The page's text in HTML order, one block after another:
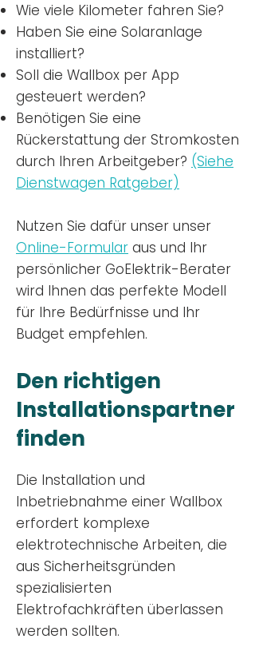
Wie viele Kilometer fahren Sie?
Haben Sie eine Solaranlage
installiert?
Soll die Wallbox per App
gesteuert werden?
Benötigen Sie eine
Rückerstattung der Stromkosten
durch Ihren Arbeitgeber? (Siehe
Dienstwagen Ratgeber)
Nutzen Sie dafür unser unser
Online-Formular aus und Ihr
persönlicher GoElektrik-Berater
wird Ihnen das perfekte Modell
für Ihre Bedürfnisse und Ihr
Budget empfehlen.
Den richtigen
Installationspartner
finden
Die Installation und
Inbetriebnahme einer Wallbox
erfordert komplexe
elektrotechnische Arbeiten, die
aus Sicherheitsgründen
spezialisierten
Elektrofachkräften überlassen
werden sollten.